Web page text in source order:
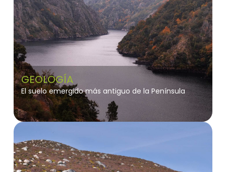
GEOLOGÍA
El suelo emergido más antiguo de la Península